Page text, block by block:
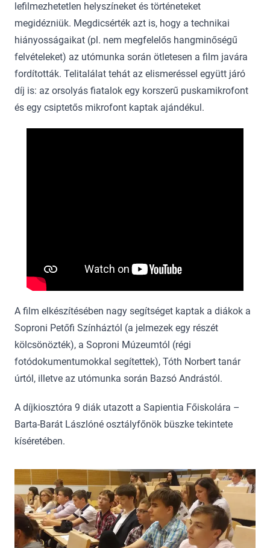
lefilmezhetetlen helyszíneket és történeteket
megidézniük. Megdicsérték azt is, hogy a technikai
hiányosságaikat (pl. nem megfelelős hangminőségű
felvételeket) az utómunka során ötletesen a film javára
fordították. Telitalálat tehát az elismeréssel együtt járó
díj is: az orsolyás fiatalok egy korszerű puskamikrofont
és egy csiptetős mikrofont kaptak ajándékul.
A film elkészítésében nagy segítséget kaptak a diákok a
Soproni Petőfi Színháztól (a jelmezek egy részét
kölcsönözték), a Soproni Múzeumtól (régi
fotódokumentumokkal segítettek), Tóth Norbert tanár
úrtól, illetve az utómunka során Bazsó Andrástól.
A díjkiosztóra 9 diák utazott a Sapientia Főiskolára –
Barta-Barát Lászlóné osztályfőnök büszke tekintete
kíséretében.